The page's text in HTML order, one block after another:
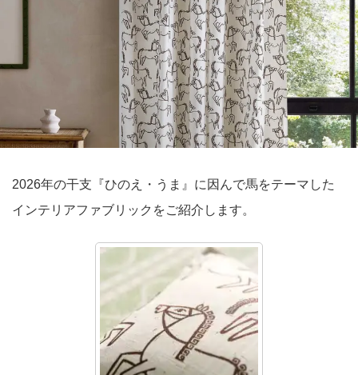
2026年の干支『ひのえ・うま』に因んで馬をテーマした
インテリアファブリックをご紹介します。